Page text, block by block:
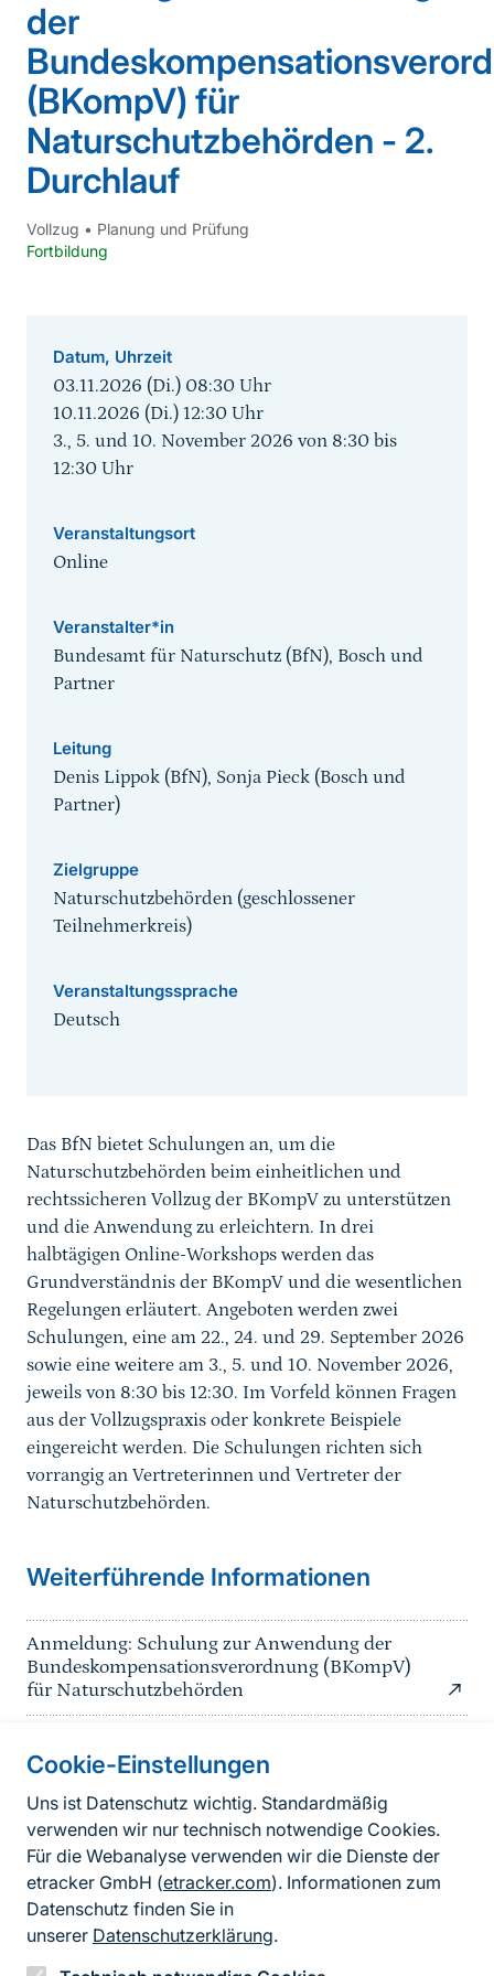
Cookie-Einstellungen
Uns ist Datenschutz wichtig. Standardmäßig
verwenden wir nur technisch notwendige Cookies.
Für die Webanalyse verwenden wir die Dienste der
etracker GmbH (etracker.com). Informationen zum
Datenschutz finden Sie in
unserer Datenschutzerklärung.
der
(BKompV) für
Naturschutzbehörden - 2.
Durchlauf
Vollzug • Planung und Prüfung
Fortbildung
Datum, Uhrzeit
03.11.2026 (Di.) 08:30 Uhr
10.11.2026 (Di.) 12:30 Uhr
3., 5. und 10. November 2026 von 8:30 bis
12:30 Uhr
Veranstaltungsort
Online
Veranstalter*in
Bundesamt für Naturschutz (BfN), Bosch und
Partner
Leitung
Denis Lippok (BfN), Sonja Pieck (Bosch und
Partner)
Zielgruppe
Naturschutzbehörden (geschlossener
Teilnehmerkreis)
Veranstaltungssprache
Deutsch
Das BfN bietet Schulungen an, um die
Naturschutzbehörden beim einheitlichen und
rechtssicheren Vollzug der BKompV zu unterstützen
und die Anwendung zu erleichtern. In drei
halbtägigen Online-Workshops werden das
Grundverständnis der BKompV und die wesentlichen
Regelungen erläutert. Angeboten werden zwei
Schulungen, eine am 22., 24. und 29. September 2026
sowie eine weitere am 3., 5. und 10. November 2026,
jeweils von 8:30 bis 12:30. Im Vorfeld können Fragen
aus der Vollzugspraxis oder konkrete Beispiele
eingereicht werden. Die Schulungen richten sich
vorrangig an Vertreterinnen und Vertreter der
Naturschutzbehörden.
Weiterführende Informationen
Anmeldung: Schulung zur Anwendung der
Bundeskompensationsverordnung (BKompV)
für Naturschutzbehörden
Informationen zur Seite
FußzeileKontakt zum BfN
Kontaktformular
Erklärung zur Barrierefreiheit
Impressum